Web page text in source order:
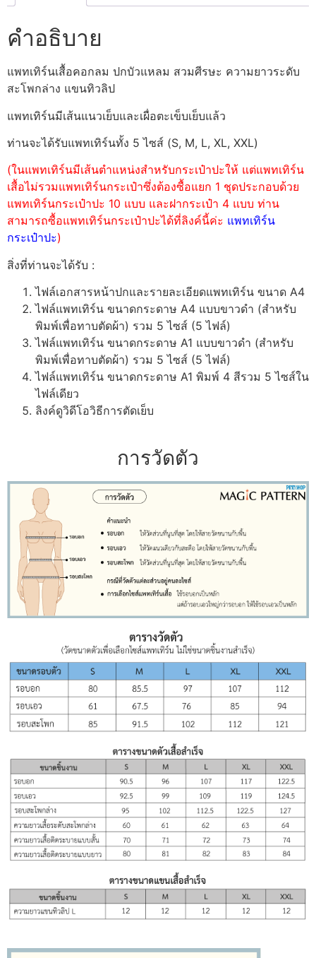
คำอธิบาย
แพทเทิร์นเสื้อคอกลม ปกบัวแหลม สวมศีรษะ ความยาวระดับ
สะโพกล่าง แขนทิวลิป
แพทเทิร์นมีเส้นแนวเย็บและเผื่อตะเข็บเย็บแล้ว
ท่านจะได้รับแพทเทิร์นทั้ง 5 ไซส์ (S, M, L, XL, XXL)
(ในแพทเทิร์นมีเส้นตำแหน่งสำหรับกระเป๋าปะให้ แต่แพทเทิร์น
เสื้อไม่รวมแพทเทิร์นกระเป๋าซึ่งต้องซื้อแยก 1 ชุดประกอบด้วย
แพทเทิร์นกระเป๋าปะ 10 แบบ และฝากระเป๋า 4 แบบ ท่าน
สามารถซื้อแพทเทิร์นกระเป๋าปะได้ที่ลิงค์นี้ค่ะ แพทเทิร์น
กระเป๋าปะ)
สิ่งที่ท่านจะได้รับ :
ไฟล์เอกสารหน้าปกและรายละเอียดแพทเทิร์น ขนาด A4
ไฟล์แพทเทิร์น ขนาดกระดาษ A4 แบบขาวดำ (สำหรับ
พิมพ์เพื่อทาบตัดผ้า) รวม 5 ไซส์ (5 ไฟล์)
ไฟล์แพทเทิร์น ขนาดกระดาษ A1 แบบขาวดำ (สำหรับ
พิมพ์เพื่อทาบตัดผ้า) รวม 5 ไซส์ (5 ไฟล์)
ไฟล์แพทเทิร์น ขนาดกระดาษ A1 พิมพ์ 4 สีรวม 5 ไซส์ใน
ไฟล์เดียว
ลิงค์ดูวิดีโอวิธีการตัดเย็บ
การวัดตัว